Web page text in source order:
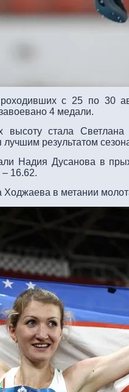
с 25 по 30
4 медали.
стала Светлана
лучшим результатом
Надия Дусанова в
16.62.
в метании